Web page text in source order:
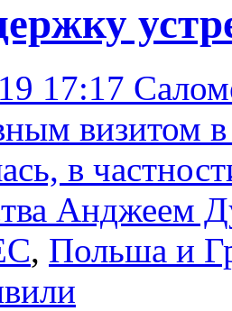
17:17
визитом
в
Анджеем
, Польша и